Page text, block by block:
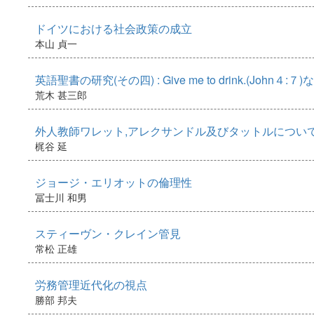
ドイツにおける社会政策の成立
本山 貞一
英語聖書の研究(その四) : Give me to drink.(John４:７)
荒木 甚三郎
外人教師ワレット,アレクサンドル及びタットルにつ
梶谷 延
ジョージ・エリオットの倫理性
冨士川 和男
スティーヴン・クレイン管見
常松 正雄
労務管理近代化の視点
勝部 邦夫